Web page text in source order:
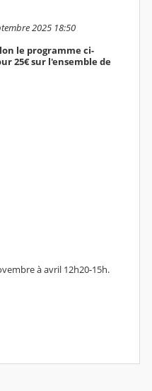
2025 18:50
le programme ci-
25€ sur l'ensemble de
à avril 12h20-15h.